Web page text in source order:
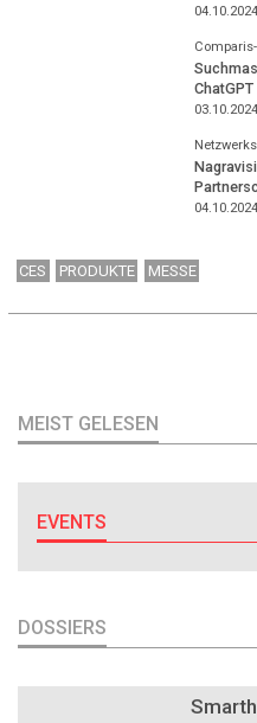
ChatGPT
CES PRODUKTE MESSE
MEIST GELESEN
EVENTS
DOSSIERS